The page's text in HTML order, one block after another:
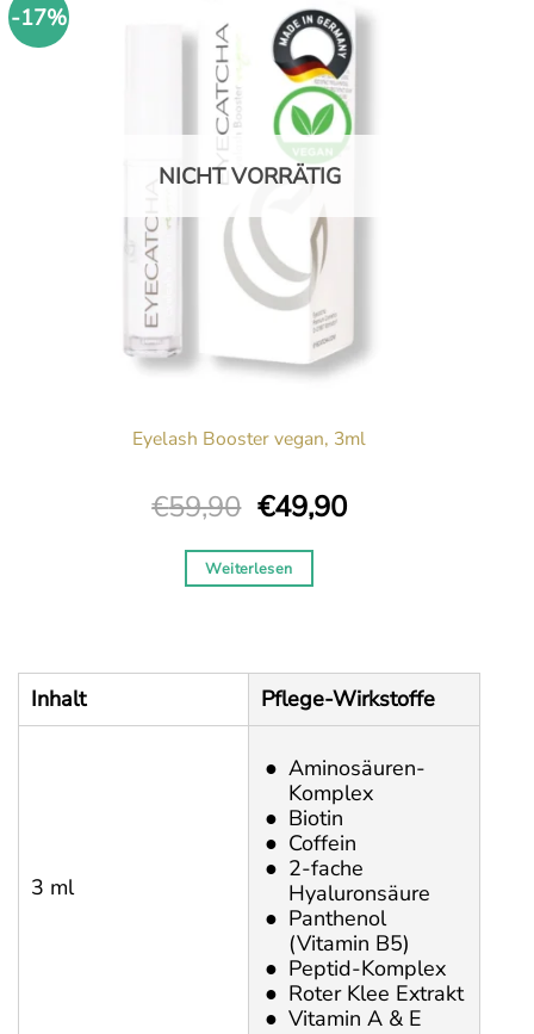
-17%
NICHT VORRÄTIG
Eyelash Booster vegan, 3ml
€59,90 Ursprünglicher
war:
€59,90
€49,90Aktueller
Weiterlesen
Inhalt Pflege-Wirkstoffe
3 ml
Aminosäuren-
Komplex
Biotin
Coffein
2-fache
Hyaluronsäure
Panthenol
(Vitamin B5)
Peptid-Komplex
Roter Klee Extrakt
Vitamin A & E